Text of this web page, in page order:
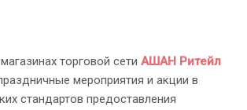
торговой сети АШАН Ритейл
мероприятия и акции в
стандартов предоставления